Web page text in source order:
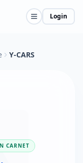
Login
Y-CARS
CARNET